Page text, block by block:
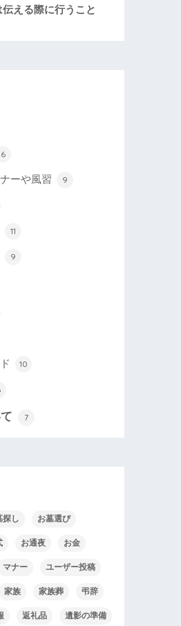
える際に行うこと
6
ーや風習 9
11
9
10
7
探し お墓選び
お通夜 お金
マナー ユーザー投稿
家族 家族葬 弔辞
返礼品 遺影の準備